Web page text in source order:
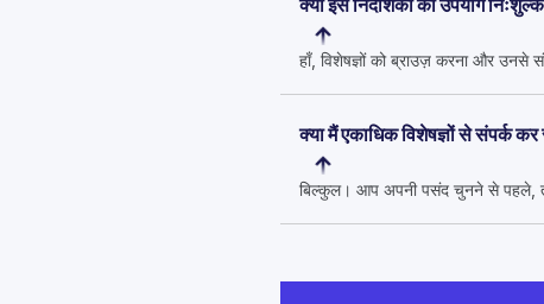
क्या इस निर्देशिका का उपयोग
हाँ, विशेषज्ञों को ब्राउज़ करना और उनसे
क्या मैं एकाधिक विशेषज्ञों से संपर्क
बिल्कुल। आप अपनी पसंद चुनने से पहले,